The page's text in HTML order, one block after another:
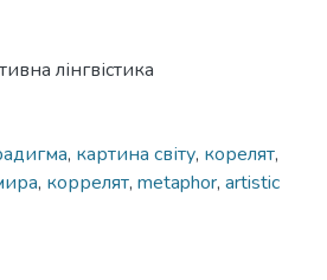
лінгвістика
, картина світу, корелят,
, коррелят, metaphor, artistic